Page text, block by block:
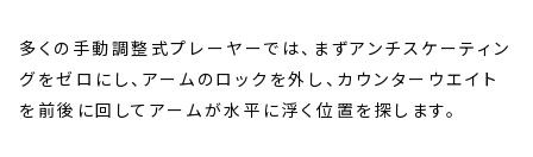
多くの手動調整式プレーヤーでは、まずアンチスケーティン
グをゼロにし、アームのロックを外し、カウンターウエイト
を前後に回してアームが水平に浮く位置を探します。